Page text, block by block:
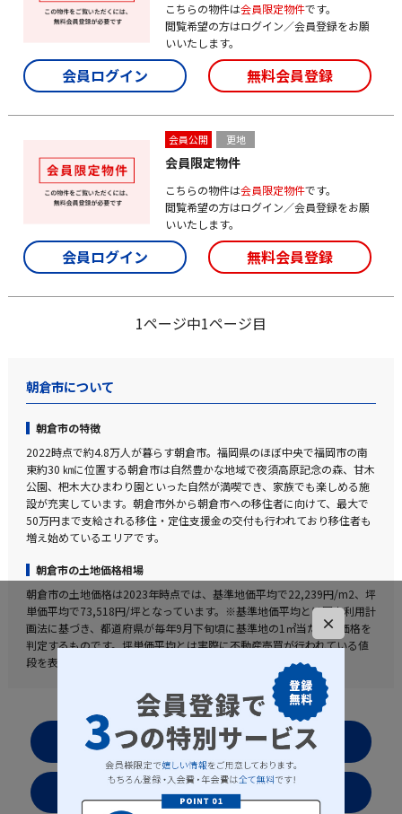
こちらの物件は会員限定物件です。
閲覧希望の方はログイン／会員登録をお願
いいたします。
会員ログイン 無料会員登録
会員公開 更地
会員限定物件
こちらの物件は会員限定物件です。
閲覧希望の方はログイン／会員登録をお願
いいたします。
会員ログイン 無料会員登録
1ページ中1ページ目
朝倉市について
朝倉市の特徴
2022時点で約4.8万人が暮らす朝倉市。福岡県のほぼ中央で福岡市の南
東約30 ㎞に位置する朝倉市は自然豊かな地域で夜須高原記念の森、甘木
公園、杷木大ひまわり園といった自然が満喫でき、家族でも楽しめる施
設が充実しています。朝倉市外から朝倉市への移住者に向けて、最大で
50万円まで支給される移住・定住支援金の交付も行われており移住者も
増え始めているエリアです。
朝倉市の土地価格相場
朝倉市の土地価格は2023年時点では、基準地価平均で22,239円/m2、坪
単価平均で73,518円/坪となっています。※基準地価平均とは国土利用計
画法に基づき、都道府県が毎年9月下旬頃に基準地の1㎡当たりの価格を
判定するものです。坪単価平均とは実際に不動産売買が行われている値
段を表した実勢値となります。
お気に入りリストを見る
×